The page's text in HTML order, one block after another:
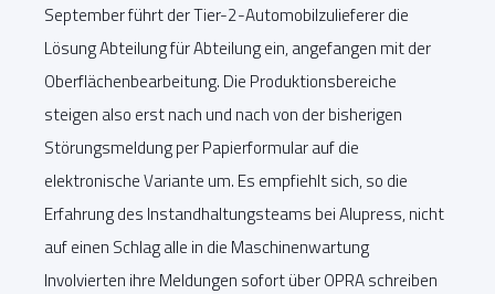
September führt der Tier-2-Automobilzulieferer die
Lösung Abteilung für Abteilung ein, angefangen mit der
Oberflächenbearbeitung. Die Produktionsbereiche
steigen also erst nach und nach von der bisherigen
Störungsmeldung per Papierformular auf die
elektronische Variante um. Es empfiehlt sich, so die
Erfahrung des Instandhaltungsteams bei Alupress, nicht
auf einen Schlag alle in die Maschinenwartung
Involvierten ihre Meldungen sofort über OPRA schreiben